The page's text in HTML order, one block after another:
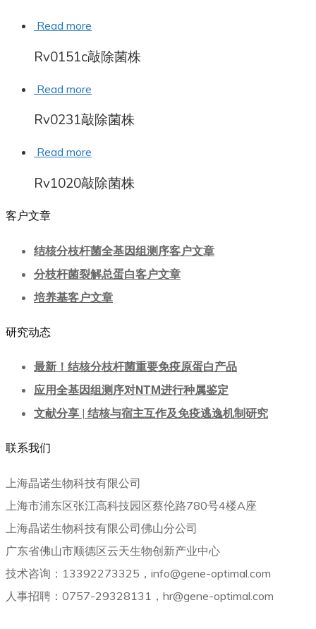
Read more
Rv0151c敲除菌株
Read more
Rv0231敲除菌株
Read more
Rv1020敲除菌株
客户文章
结核分枝杆菌全基因组测序客户文章
分枝杆菌裂解总蛋白客户文章
培养基客户文章
研究动态
最新！结核分枝杆菌重要免疫原蛋白产品
应用全基因组测序对NTM进行种属鉴定
文献分享 | 结核与宿主互作及免疫逃逸机制研究
联系我们
上海晶诺生物科技有限公司
上海市浦东区张江高科技园区蔡伦路780号4楼A座
上海晶诺生物科技有限公司佛山分公司
广东省佛山市顺德区云天生物创新产业中心
技术咨询：13392273325，info@gene-optimal.com
人事招聘：0757-29328131，hr@gene-optimal.com